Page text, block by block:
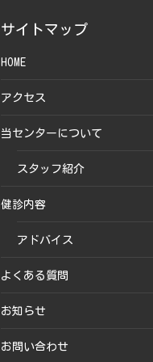
サイトマップ
HOME
アクセス
当センターについて
スタッフ紹介
健診内容
アドバイス
よくある質問
お知らせ
お問い合わせ